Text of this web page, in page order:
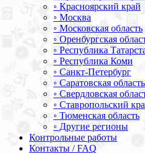
◦ Красноярский край
◦ Москва
◦ Московская область
◦ Оренбургская
◦ Республика
◦ Республика Коми
◦ Санкт-Петербург
◦ Саратовская область
◦ Свердловская
◦ Ставропольский
◦ Тюменская область
◦ Другие регионы
Контрольные работы
Контакты / FAQ